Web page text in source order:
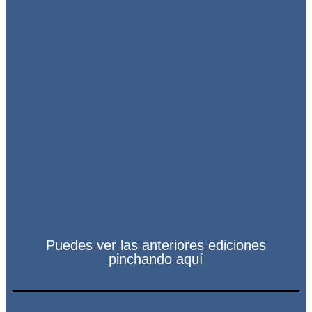
Puedes ver las anteriores ediciones
pinchando aquí